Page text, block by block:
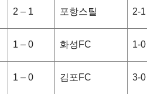
2 – 1 포항스틸 2-1
1 – 0 화성FC 1-0
1 – 0 김포FC 3-0